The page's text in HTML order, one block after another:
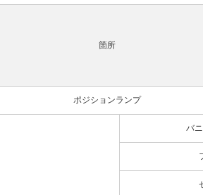
箇所
ポジションランプ
バニ
フ
セ